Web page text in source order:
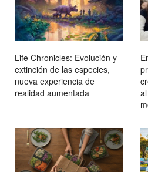
Life Chronicles: Evolución y
extinción de las especies,
nueva experiencia de
realidad aumentada